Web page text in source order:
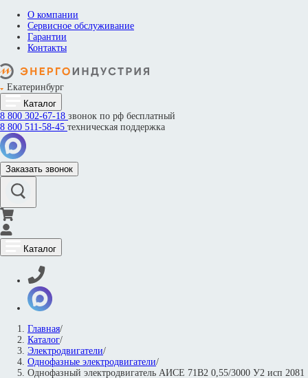
О компании
Сервисное обслуживание
Гарантии
Контакты
Екатеринбург
Каталог
8 800 302-67-18 звонок по рф бесплатный
8 800 511-58-45 техническая поддержка
Заказать звонок
Каталог
Главная/
Каталог/
Электродвигатели/
Однофазные электродвигатели/
Однофазный электродвигатель АИСЕ 71В2 0,55/3000 У2 исп 2081